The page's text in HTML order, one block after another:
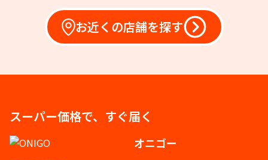
お近くの店舗を探す
スーパー価格で、すぐ届く
オニゴー